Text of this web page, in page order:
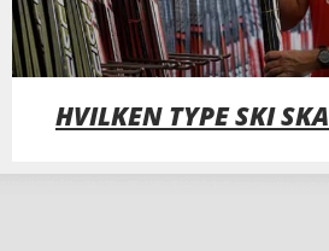
HVILKEN TYPE SKI